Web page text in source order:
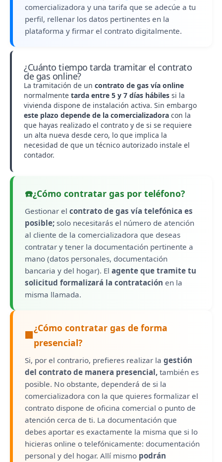
comercializadora y una tarifa que se adecúe a tu
perfil, rellenar los datos pertinentes en la
plataforma y firmar el contrato digitalmente.
¿Cuánto tiempo tarda tramitar el contrato
de gas online?
La tramitación de un contrato de gas vía online
normalmente tarda entre 5 y 7 días hábiles si la
vivienda dispone de instalación activa. Sin embargo
este plazo depende de la comercializadora con la
que hayas realizado el contrato y de si se requiere
un alta nueva desde cero, lo que implica la
necesidad de que un técnico autorizado instale el
contador.
☎️¿Cómo contratar gas por teléfono?
Gestionar el contrato de gas vía telefónica es
posible; solo necesitarás el número de atención
al cliente de la comercializadora que deseas
contratar y tener la documentación pertinente a
mano (datos personales, documentación
bancaria y del hogar). El agente que tramite tu
solicitud formalizará la contratación en la
misma llamada.
🏢
¿Cómo contratar gas de forma
presencial?
Si, por el contrario, prefieres realizar la gestión
del contrato de manera presencial, también es
posible. No obstante, dependerá de si la
comercializadora con la que quieres formalizar el
contrato dispone de oficina comercial o punto de
atención cerca de ti. La documentación que
debes aportar es exactamente la misma que si lo
hicieras online o telefónicamente: documentación
personal y del hogar. Allí mismo podrán